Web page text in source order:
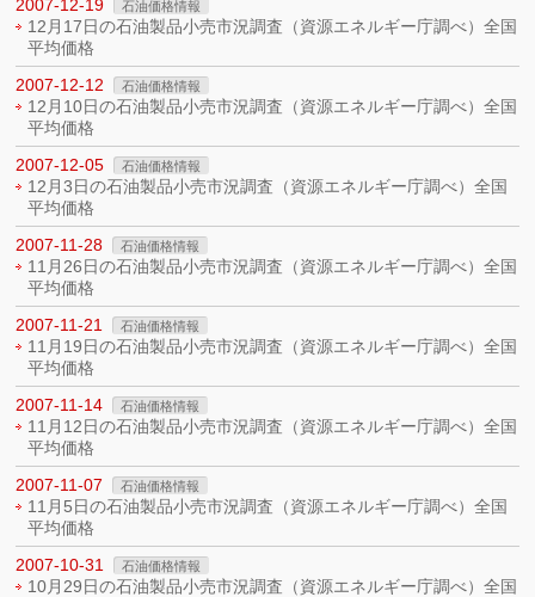
2007-12-19
石油価格情報
12月17日の石油製品小売市況調査（資源エネルギー庁調べ）全国
平均価格
2007-12-12
石油価格情報
12月10日の石油製品小売市況調査（資源エネルギー庁調べ）全国
平均価格
2007-12-05
石油価格情報
12月3日の石油製品小売市況調査（資源エネルギー庁調べ）全国
平均価格
2007-11-28
石油価格情報
11月26日の石油製品小売市況調査（資源エネルギー庁調べ）全国
平均価格
2007-11-21
石油価格情報
11月19日の石油製品小売市況調査（資源エネルギー庁調べ）全国
平均価格
2007-11-14
石油価格情報
11月12日の石油製品小売市況調査（資源エネルギー庁調べ）全国
平均価格
2007-11-07
石油価格情報
11月5日の石油製品小売市況調査（資源エネルギー庁調べ）全国
平均価格
2007-10-31
石油価格情報
10月29日の石油製品小売市況調査（資源エネルギー庁調べ）全国